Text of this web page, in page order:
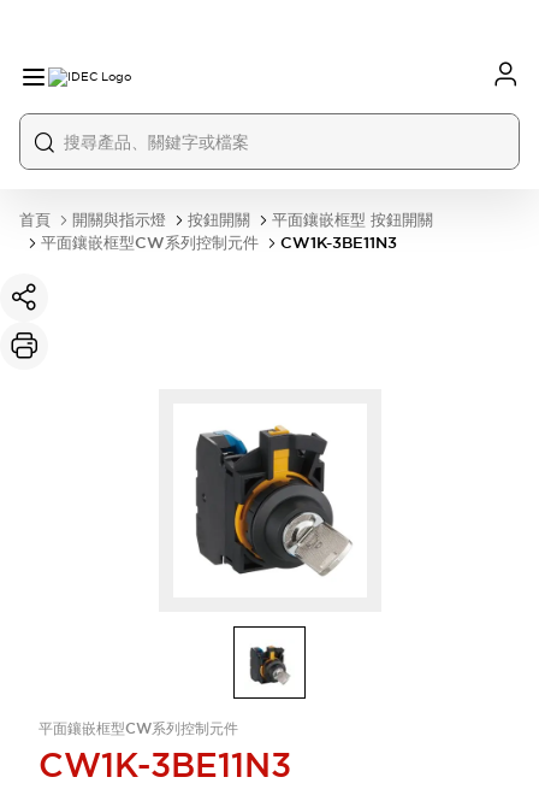
首頁 開關與指示燈 按鈕開關
平面鑲嵌框型 按鈕開關
平面鑲嵌框型CW系列控制元件
CW1K-3BE11N3
平面鑲嵌框型CW系列控制元件
CW1K-3BE11N3